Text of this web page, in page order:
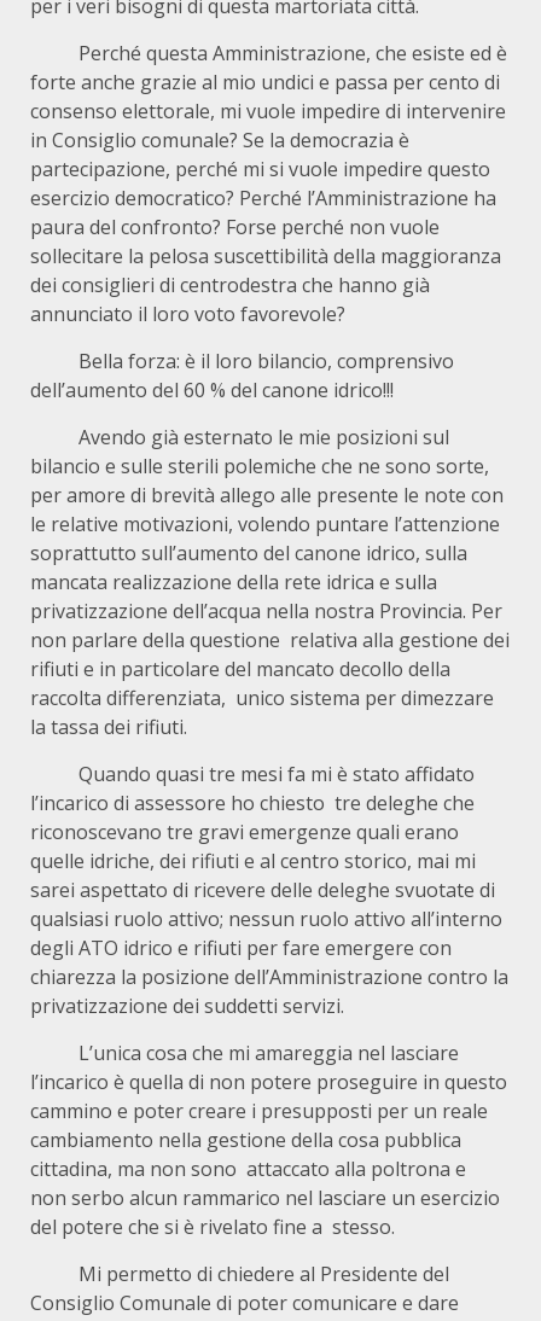
per i veri bisogni di questa martoriata città.
Perché questa Amministrazione, che esiste ed è
forte anche grazie al mio undici e passa per cento di
consenso elettorale, mi vuole impedire di intervenire
in Consiglio comunale? Se la democrazia è
partecipazione, perché mi si vuole impedire questo
esercizio democratico? Perché l’Amministrazione ha
paura del confronto? Forse perché non vuole
sollecitare la pelosa suscettibilità della maggioranza
dei consiglieri di centrodestra che hanno già
annunciato il loro voto favorevole?
Bella forza: è il loro bilancio, comprensivo
dell’aumento del 60 % del canone idrico!!!
Avendo già esternato le mie posizioni sul
bilancio e sulle sterili polemiche che ne sono sorte,
per amore di brevità allego alle presente le note con
le relative motivazioni, volendo puntare l’attenzione
soprattutto sull’aumento del canone idrico, sulla
mancata realizzazione della rete idrica e sulla
privatizzazione dell’acqua nella nostra Provincia. Per
non parlare della questione relativa alla gestione dei
rifiuti e in particolare del mancato decollo della
raccolta differenziata, unico sistema per dimezzare
la tassa dei rifiuti.
Quando quasi tre mesi fa mi è stato affidato
l’incarico di assessore ho chiesto tre deleghe che
riconoscevano tre gravi emergenze quali erano
quelle idriche, dei rifiuti e al centro storico, mai mi
sarei aspettato di ricevere delle deleghe svuotate di
qualsiasi ruolo attivo; nessun ruolo attivo all’interno
degli ATO idrico e rifiuti per fare emergere con
chiarezza la posizione dell’Amministrazione contro la
privatizzazione dei suddetti servizi.
L’unica cosa che mi amareggia nel lasciare
l’incarico è quella di non potere proseguire in questo
cammino e poter creare i presupposti per un reale
cambiamento nella gestione della cosa pubblica
cittadina, ma non sono attaccato alla poltrona e
non serbo alcun rammarico nel lasciare un esercizio
del potere che si è rivelato fine a stesso.
Mi permetto di chiedere al Presidente del
Consiglio Comunale di poter comunicare e dare